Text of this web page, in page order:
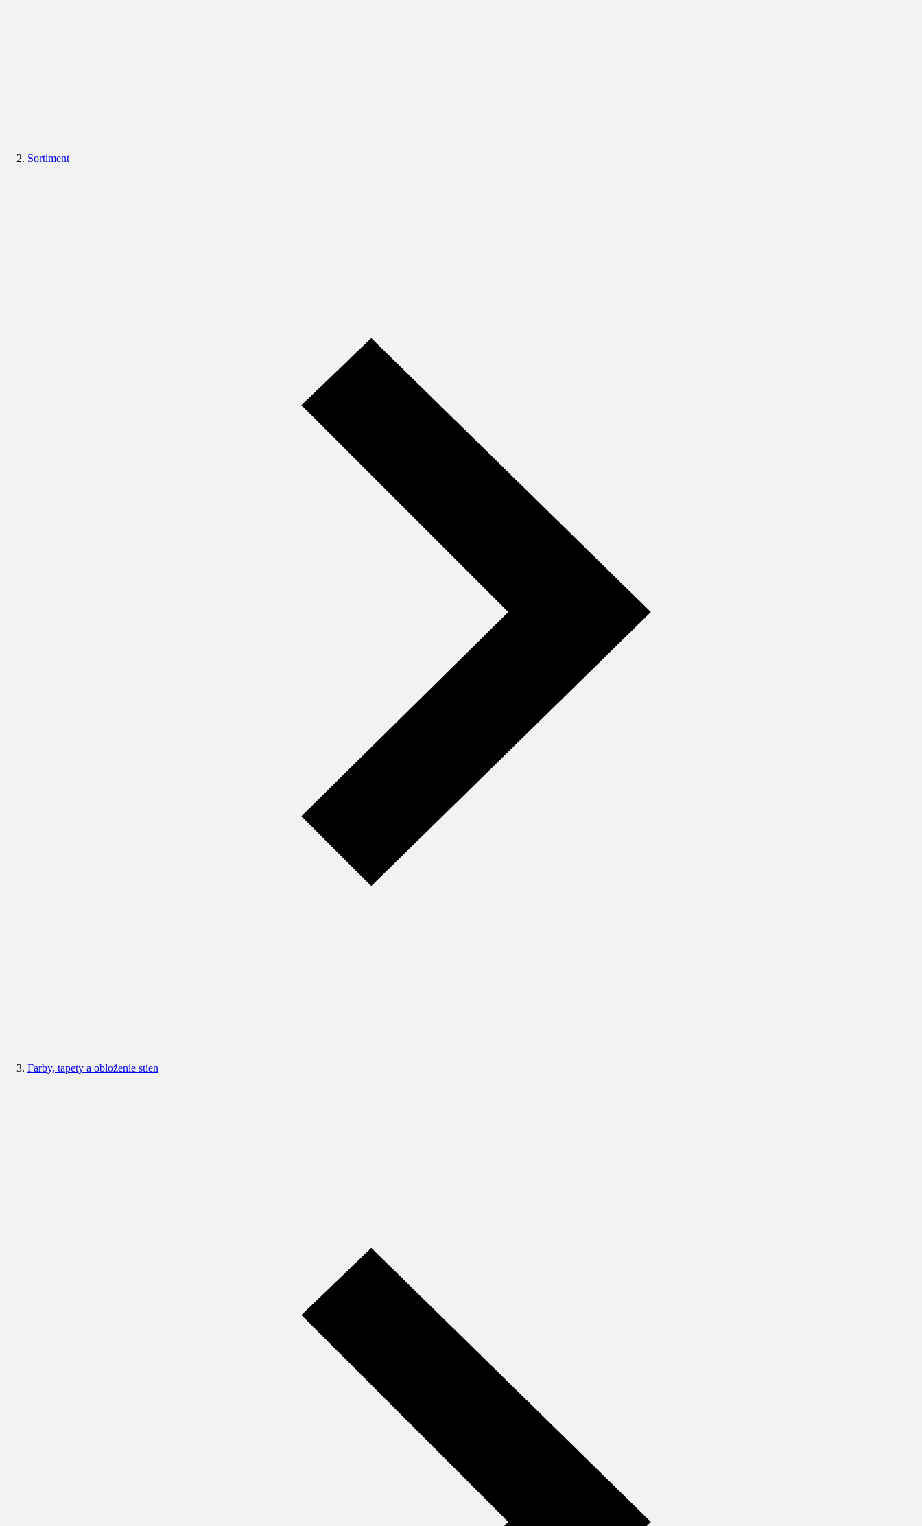
Sortiment
Farby, tapety a obloženie stien